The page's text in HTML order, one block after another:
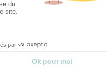
Localisation